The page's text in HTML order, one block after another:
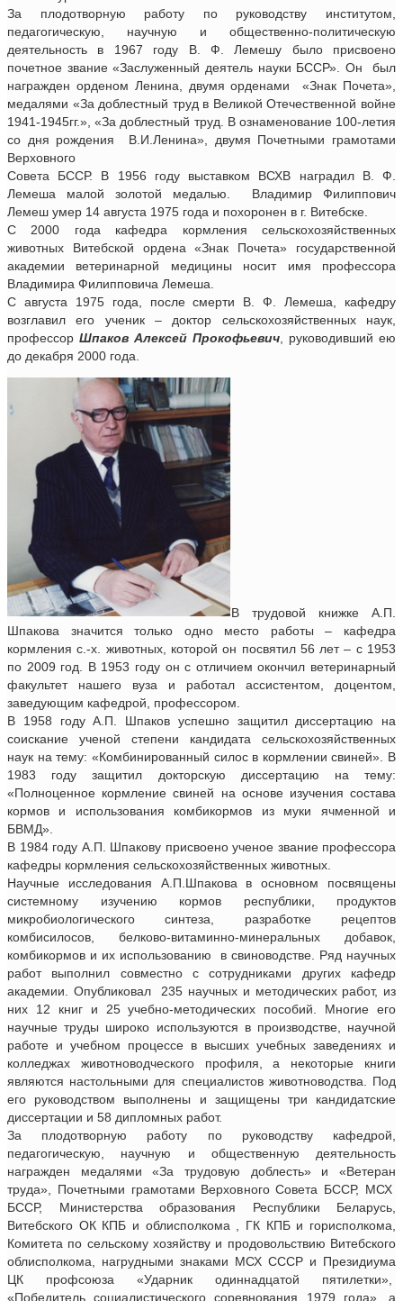
За плодотворную работу по руководству институтом,
педагогическую, научную и общественно-политическую
деятельность в 1967 году В. Ф. Лемешу было присвоено
почетное звание «Заслуженный деятель науки БССР». Он был
награжден орденом Ленина, двумя орденами «Знак Почета»,
медалями «За доблестный труд в Великой Отечественной войне
1941-1945гг.», «За доблестный труд. В ознаменование 100-летия
со дня рождения В.И.Ленина», двумя Почетными грамотами
Верховного
Совета БССР. В 1956 году выставком ВСХВ наградил В. Ф.
Лемеша малой золотой медалью. Владимир Филиппович
Лемеш умер 14 августа 1975 года и похоронен в г. Витебске.
С 2000 года кафедра кормления сельскохозяйственных
животных Витебской ордена «Знак Почета» государственной
академии ветеринарной медицины носит имя профессора
Владимира Филипповича Лемеша.
С августа 1975 года, после смерти В. Ф. Лемеша, кафедру
возглавил его ученик – доктор сельскохозяйственных наук,
профессор Шпаков Алексей Прокофьевич, руководивший ею
до декабря 2000 года.
В трудовой книжке А.П.
Шпакова значится только одно место работы – кафедра
кормления с.-х. животных, которой он посвятил 56 лет – с 1953
по 2009 год. В 1953 году он с отличием окончил ветеринарный
факультет нашего вуза и работал ассистентом, доцентом,
заведующим кафедрой, профессором.
В 1958 году А.П. Шпаков успешно защитил диссертацию на
соискание ученой степени кандидата сельскохозяйственных
наук на тему: «Комбинированный силос в кормлении свиней». В
1983 году защитил докторскую диссертацию на тему:
«Полноценное кормление свиней на основе изучения состава
кормов и использования комбикормов из муки ячменной и
БВМД».
В 1984 году А.П. Шпакову присвоено ученое звание профессора
кафедры кормления сельскохозяйственных животных.
Научные исследования А.П.Шпакова в основном посвящены
системному изучению кормов республики, продуктов
микробиологического синтеза, разработке рецептов
комбисилосов, белково-витаминно-минеральных добавок,
комбикормов и их использованию в свиноводстве. Ряд научных
работ выполнил совместно с сотрудниками других кафедр
академии. Опубликовал 235 научных и методических работ, из
них 12 книг и 25 учебно-методических пособий. Многие его
научные труды широко используются в производстве, научной
работе и учебном процессе в высших учебных заведениях и
колледжах животноводческого профиля, а некоторые книги
являются настольными для специалистов животноводства. Под
его руководством выполнены и защищены три кандидатские
диссертации и 58 дипломных работ.
За плодотворную работу по руководству кафедрой,
педагогическую, научную и общественную деятельность
награжден медалями «За трудовую доблесть» и «Ветеран
труда», Почетными грамотами Верховного Совета БССР, МСХ
БССР, Министерства образования Республики Беларусь,
Витебского ОК КПБ и облисполкома , ГК КПБ и горисполкома,
Комитета по сельскому хозяйству и продовольствию Витебского
облисполкома, нагрудными знаками МСХ СССР и Президиума
ЦК профсоюза «Ударник одиннадцатой пятилетки»,
«Победитель социалистического соревнования 1979 года», а